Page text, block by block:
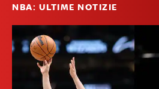
NBA: ULTIME NOTIZIE